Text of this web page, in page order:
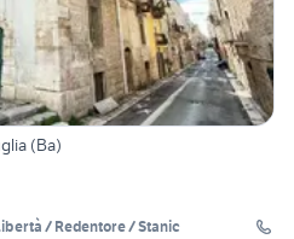
(Ba)
/ Redentore / Stanic